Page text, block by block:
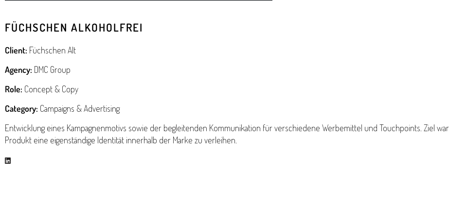
FÜCHSCHEN ALKOHOLFREI
Client: Füchschen Alt
Agency: DMC Group
Role: Concept & Copy
Category: Campaigns & Advertising
Entwicklung eines Kampagnenmotivs sowie der begleitenden Kommunikation für verschiedene Werbemittel und Touchpoints. Ziel
Produkt eine eigenständige Identität innerhalb der Marke zu verleihen.